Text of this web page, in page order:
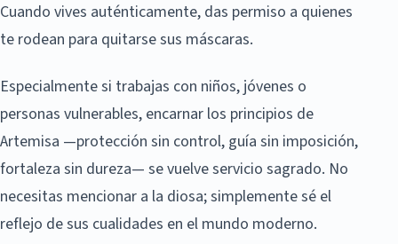
Cuando vives auténticamente, das permiso a quienes
te rodean para quitarse sus máscaras.
Especialmente si trabajas con niños, jóvenes o
personas vulnerables, encarnar los principios de
Artemisa —protección sin control, guía sin imposición,
fortaleza sin dureza— se vuelve servicio sagrado. No
necesitas mencionar a la diosa; simplemente sé el
reflejo de sus cualidades en el mundo moderno.